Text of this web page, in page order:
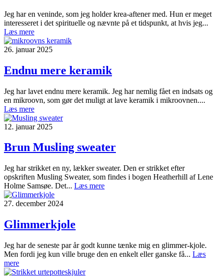
Jeg har en veninde, som jeg holder krea-aftener med. Hun er meget
interesseret i det spirituelle og nævnte på et tidspunkt, at hvis jeg...
Læs mere
26. januar 2025
Endnu mere keramik
Jeg har lavet endnu mere keramik. Jeg har nemlig fået en indsats og
en mikroovn, som gør det muligt at lave keramik i mikroovnen....
Læs mere
12. januar 2025
Brun Musling sweater
Jeg har strikket en ny, lækker sweater. Den er strikket efter
opskriften Musling Sweater, som findes i bogen Heatherhill af Lene
Holme Samsøe. Det... Læs mere
27. december 2024
Glimmerkjole
Jeg har de seneste par år godt kunne tænke mig en glimmer-kjole.
Men fordi jeg kun ville bruge den en enkelt eller ganske få... Læs
mere